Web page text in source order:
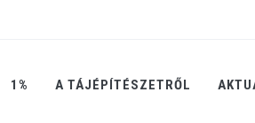
1% A TÁJÉPÍTÉSZETRŐL